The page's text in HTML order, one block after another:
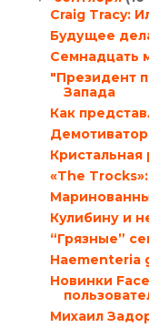
Craig Tracy:
Будущее
Семнадцать
"Президент
Запада
Как
Кристальная
«The
Кулибину и
“Грязные”
Haementeria
Новинки
Михаил